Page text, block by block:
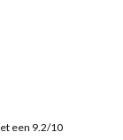
een 9.2/10